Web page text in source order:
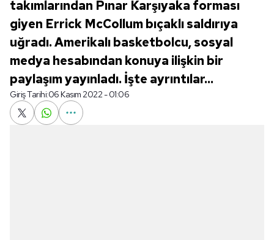
takımlarından Pınar Karşıyaka forması
giyen Errick McCollum bıçaklı saldırıya
uğradı. Amerikalı basketbolcu, sosyal
medya hesabından konuya ilişkin bir
paylaşım yayınladı. İşte ayrıntılar...
Giriş Tarihi:06 Kasım 2022 - 01:06